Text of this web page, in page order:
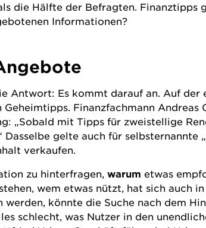
die Hälfte der Befragten. Finanztipps
Informationen?
Antwort: Es kommt darauf an. Auf
Finanzfachmann
„Sobald mit Tipps für zweistellige
gelte auch für
verkaufen.
zu hinterfragen, warum etwas
wem etwas nützt, hat sich
könnte die Suche nach dem
schlecht, was Nutzer in den